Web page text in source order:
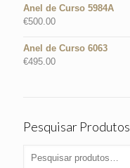
Anel de Curso 5984A
€500.00
Anel de Curso 6063
€495.00
Pesquisar Produtos